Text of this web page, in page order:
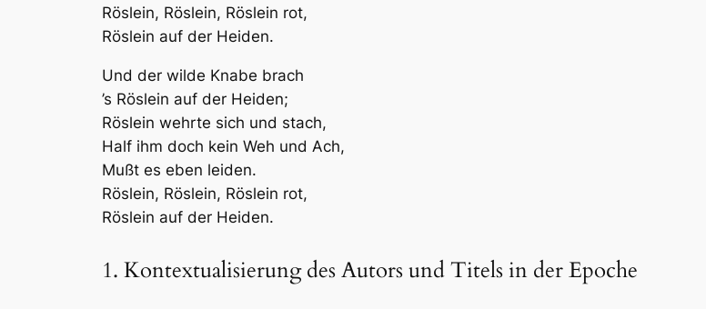
Röslein, Röslein, Röslein rot,
Röslein auf der Heiden.
Und der wilde Knabe brach
’s Röslein auf der Heiden;
Röslein wehrte sich und stach,
Half ihm doch kein Weh und Ach,
Mußt es eben leiden.
Röslein, Röslein, Röslein rot,
Röslein auf der Heiden.
1. Kontextualisierung des Autors und Titels in der Epoche